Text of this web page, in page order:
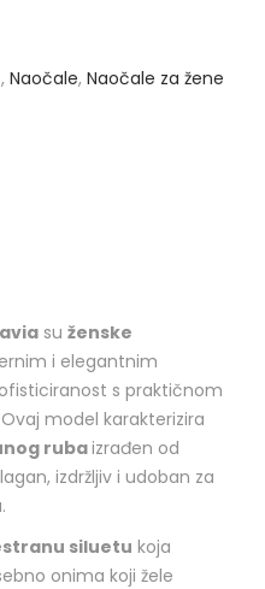
, Naočale, Naočale za žene
su ženske
i elegantnim
s praktičnom
model karakterizira
rubaizrađen od
izdržljiv i udoban za
siluetu koja
onima koji žele